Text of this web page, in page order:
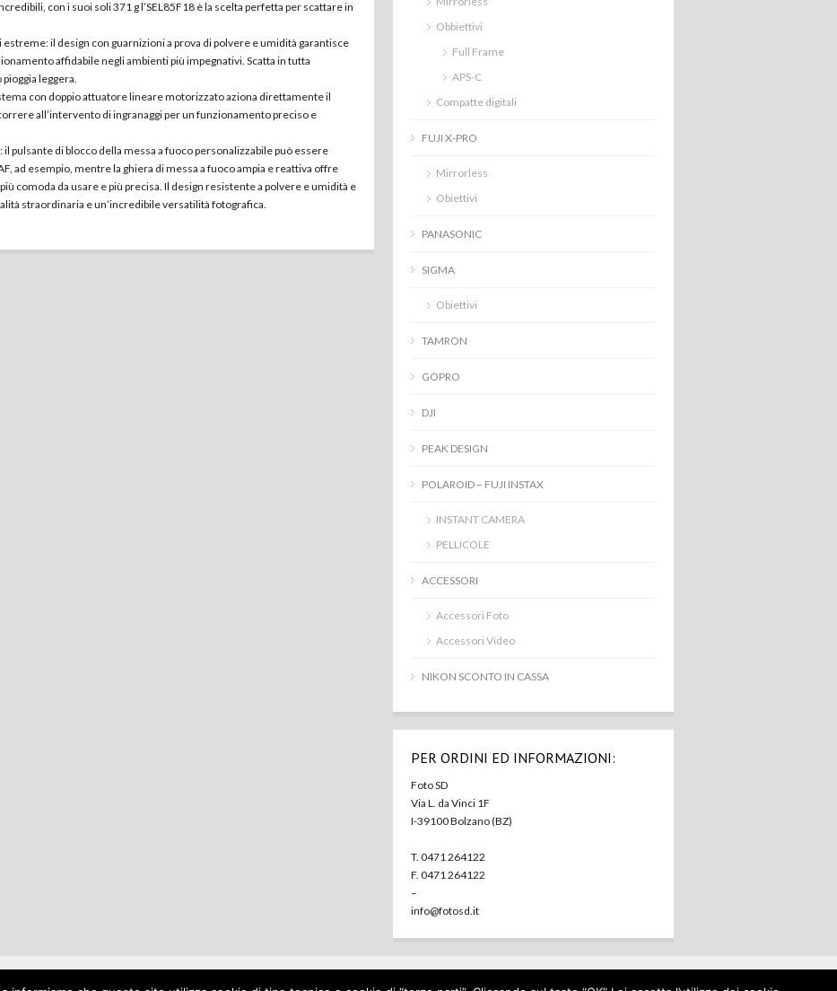
con i suoi soli 371 g l’SEL85F18 è la scelta perfetta per scattare in
il design con guarnizioni a prova di polvere e umidità garantisce
affidabile negli ambienti più impegnativi. Scatta in tutta
leggera.
con doppio attuatore lineare motorizzato aziona direttamente il
all’intervento di ingranaggi per un funzionamento preciso e
pulsante di blocco della messa a fuoco personalizzabile può essere
ad esempio, mentre la ghiera di messa a fuoco ampia e reattiva offre
comoda da usare e più precisa. Il design resistente a polvere e umidità e
straordinaria e un’incredibile versatilità fotografica.
Obbiettivi
Full Frame
APS-C
Compatte digitali
FUJI X-PRO
Mirrorless
Obiettivi
PANASONIC
SIGMA
Obiettivi
TAMRON
GOPRO
DJI
PEAK DESIGN
POLAROID – FUJI INSTAX
INSTANT CAMERA
PELLICOLE
ACCESSORI
Accessori Foto
Accessori Video
NIKON SCONTO IN CASSA
PER ORDINI ED INFORMAZIONI:
Foto SD
Via L. da Vinci 1F
I-39100 Bolzano (BZ)
T. 0471 264122
F. 0471 264122
–
info@fotosd.it